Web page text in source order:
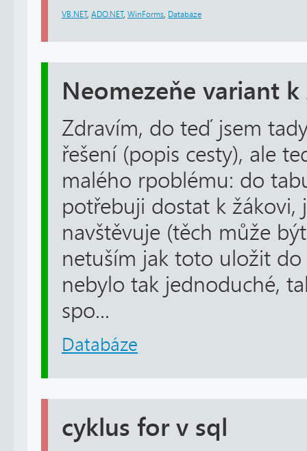
VB.NET, ADO.NET, WinForms Databáze
Neomezeňe variant k
Zdravím, do teď jsem
řešení (popis cesty), ale
malého rpoblému: do
potřebuji dostat k žákovi,
navštěvuje (těch může
netuším jak toto uložit
nebylo tak jednoduché,
spo...
Databáze
cyklus for v sql